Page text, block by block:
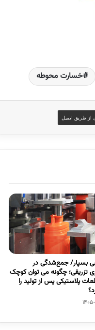
خسارت محوطه
از طریق ایمیل
بسپار/ جمع‌شدگی در
تزریقی؛ چگونه می توان کوچک
پلاستیکی پس از تولید را